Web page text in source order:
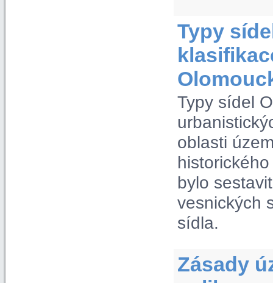
Typy
Typy sídel
oblasti
bylo
vesnických
sídla.
Zásady